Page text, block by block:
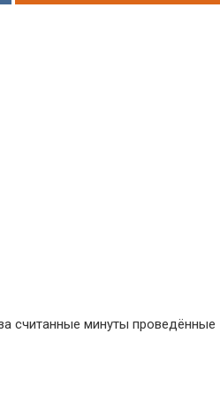
считанные минуты проведённые